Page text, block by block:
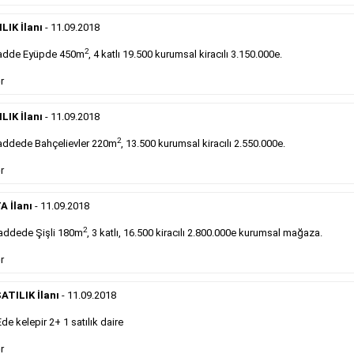
Devrenkiralık maltepede çayocağı....
Devamını Gör
takip ederek farklı ilan türleri hakkında detaylara ulaşabilir, ilan
Sarı sayfa ilanlar alım- satım, duyuru, mini reklam
İlanı - 11.09.2018
Eyüpde 450m2, 4 katlı 19.500 kurumsal kiracılı 3.150.000e.
İlanı - 11.09.2018
Bahçelievler 220m2, 13.500 kurumsal kiracılı 2.550.000e.
İlanı - 11.09.2018
Şişli 180m2, 3 katlı, 16.500 kiracılı 2.800.000e kurumsal mağaza.
İlanı - 11.09.2018
kelepir 2+ 1 satılık daire